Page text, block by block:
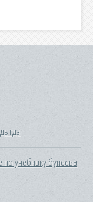
гдз
по учебнику бунеева